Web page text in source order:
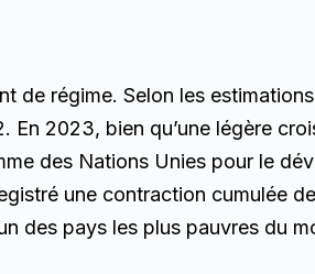
de régime. Selon les
En 2023, bien qu’une légère
des Nations Unies pour le
une contraction cumulée de
des pays les plus pauvres du